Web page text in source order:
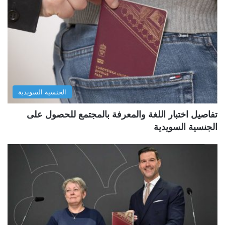
الجنسية السويدية
تفاصيل اختبار اللغة والمعرفة بالمجتمع للحصول على
الجنسية السويدية